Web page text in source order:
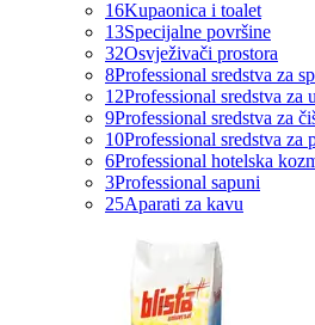
16Kupaonica i toalet
13Specijalne površine
32Osvježivači prostora
8Professional sredstva za
12Professional sredstva za
9Professional sredstva za
10Professional sredstva za
6Professional hotelska
3Professional sapuni
25Aparati za kavu